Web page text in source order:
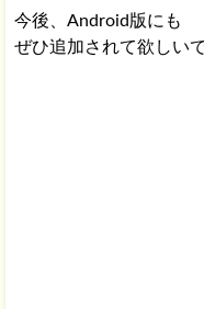
今後、Android版にも
ぜひ追加されて欲しい